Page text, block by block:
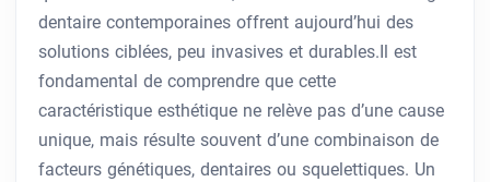
dentaire contemporaines offrent aujourd’hui des
solutions ciblées, peu invasives et durables.Il est
fondamental de comprendre que cette
caractéristique esthétique ne relève pas d’une cause
unique, mais résulte souvent d’une combinaison de
facteurs génétiques, dentaires ou squelettiques. Un